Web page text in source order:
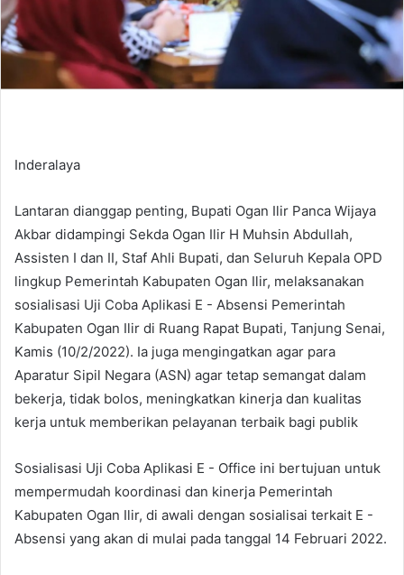
Inderalaya
Lantaran dianggap penting, Bupati Ogan Ilir Panca Wijaya
Akbar didampingi Sekda Ogan Ilir H Muhsin Abdullah,
Assisten I dan II, Staf Ahli Bupati, dan Seluruh Kepala OPD
lingkup Pemerintah Kabupaten Ogan Ilir, melaksanakan
sosialisasi Uji Coba Aplikasi E - Absensi Pemerintah
Kabupaten Ogan Ilir di Ruang Rapat Bupati, Tanjung Senai,
Kamis (10/2/2022). Ia juga mengingatkan agar para
Aparatur Sipil Negara (ASN) agar tetap semangat dalam
bekerja, tidak bolos, meningkatkan kinerja dan kualitas
kerja untuk memberikan pelayanan terbaik bagi publik
Sosialisasi Uji Coba Aplikasi E - Office ini bertujuan untuk
mempermudah koordinasi dan kinerja Pemerintah
Kabupaten Ogan Ilir, di awali dengan sosialisai terkait E -
Absensi yang akan di mulai pada tanggal 14 Februari 2022.